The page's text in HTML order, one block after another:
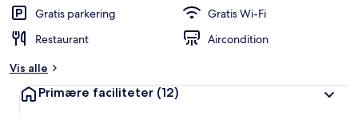
Gratis parkering
Gratis Wi-Fi
Restaurant
Aircondition
Vis alle
Primære faciliteter (12)